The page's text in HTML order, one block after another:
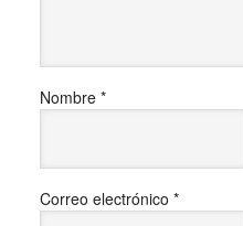
Nombre *
Correo electrónico *